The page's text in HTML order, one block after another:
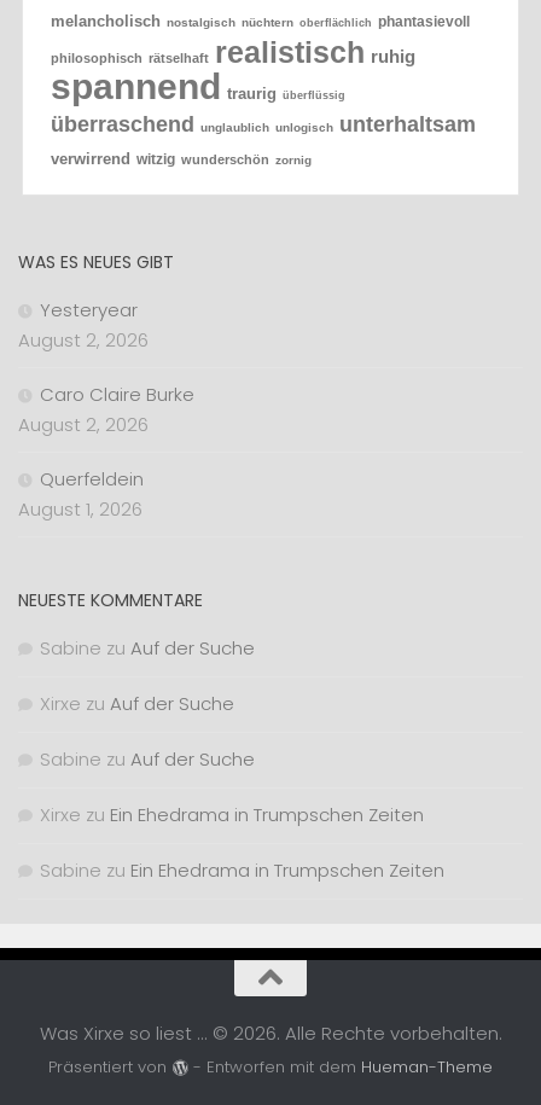
melancholisch nostalgisch nüchtern oberflächlich phantasievoll
philosophisch rätselhaft realistisch ruhig
spannend traurig überflüssig
überraschend unglaublich unlogisch unterhaltsam
verwirrend witzig wunderschön zornig
WAS ES NEUES GIBT
Yesteryear
August 2, 2026
Caro Claire Burke
August 2, 2026
Querfeldein
August 1, 2026
NEUESTE KOMMENTARE
Sabine zu Auf der Suche
Xirxe zu Auf der Suche
Sabine zu Auf der Suche
Xirxe zu Ein Ehedrama in Trumpschen Zeiten
Sabine zu Ein Ehedrama in Trumpschen Zeiten
Was Xirxe so liest ... © 2026. Alle Rechte vorbehalten.
Präsentiert von - Entworfen mit dem Hueman-Theme